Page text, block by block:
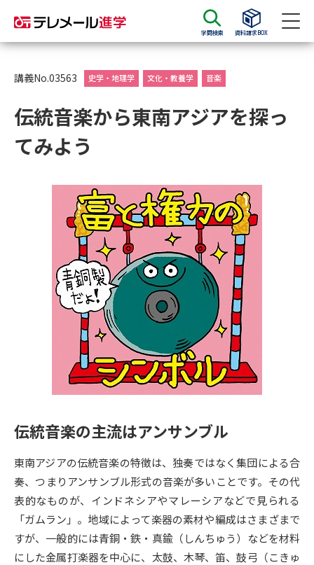
学問検索 資料請求BOX
資料請求 資料検索
大学・短大の資料種類から請求
総合型選抜・学校推薦型選抜 募
大学入学共通テスト利用選抜の
募集要項＆願書
大学・短大以外の資料から請求
専門学校の資料請求 大学院の資料請求
留学・進学関連、塾・予備校
大学入学共通テスト「受験案
内」の請求
大学入学共通テスト「受験上の
配慮案内」の請求
高等学校卒業程度認定試験
幼稚園教員資格認定試験 小学校教員資格認定試験
高等学校（情報）教員資格認定
試験
大学研究 大学検索
講義No.03563 史学・地理学 文化・教養学 音楽
伝統音楽から東南アジアを探っ
てみよう
伝統音楽の主流はアンサンブル
東南アジアの伝統音楽の特徴は、独奏ではなく集団による合
奏、つまりアンサンブル形式の音楽が多いことです。その代
表的なものが、インドネシアやマレーシアなどで見られる
「ガムラン」。地域によって楽器の素材や編成はさまざまで
すが、一般的には青銅・鉄・真鍮（しんちゅう）などを材料
にした金属打楽器を中心に、太鼓、木琴、笛、鼓弓（こきゅ